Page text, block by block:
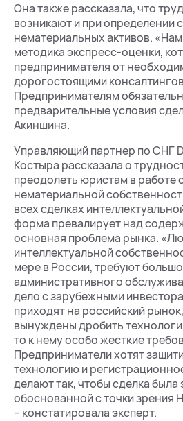
Она также рассказала, что
возникают и при определении
нематериальных активов.
методика экспресс-оценки,
предпринимателя от
дорогостоящими
Предпринимателям
предварительные условия
Акиншина.
Управляющий партнер по СНГ
Костыра рассказала о
преодолеть юристам в работе
нематериальной
всех сделках
форма превалирует над
основная проблема рынка.
интеллектуальной
мере в России, требуют
административного
дело с зарубежными
приходят на российский
вынуждены дробить
то к нему особо жесткие
Предприниматели хотят
технологию и
делают так, чтобы сделка
обоснованной с точки зрения
– констатировала эксперт.